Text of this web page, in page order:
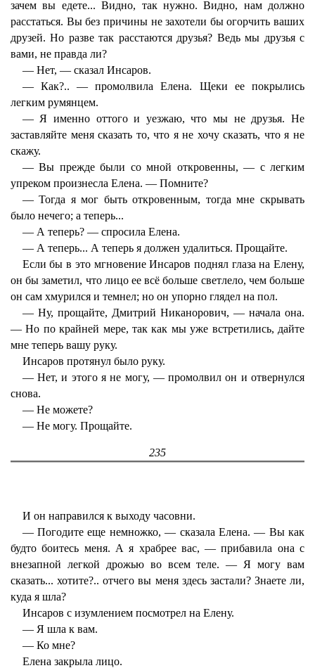
зачем вы едете... Видно, так нужно. Видно, нам должно
расстаться. Вы без причины не захотели бы огорчить ваших
друзей. Но разве так расстаются друзья? Ведь мы друзья с
вами, не правда ли?
— Нет, — сказал Инсаров.
— Как?.. — промолвила Елена. Щеки ее покрылись
легким румянцем.
— Я именно оттого и уезжаю, что мы не друзья. Не
заставляйте меня сказать то, что я не хочу сказать, что я не
скажу.
— Вы прежде были со мной откровенны, — с легким
упреком произнесла Елена. — Помните?
— Тогда я мог быть откровенным, тогда мне скрывать
было нечего; а теперь...
— А теперь? — спросила Елена.
— А теперь... А теперь я должен удалиться. Прощайте.
Если бы в это мгновение Инсаров поднял глаза на Елену,
он бы заметил, что лицо ее всё больше светлело, чем больше
он сам хмурился и темнел; но он упорно глядел на пол.
— Ну, прощайте, Дмитрий Никанорович, — начала она.
— Но по крайней мере, так как мы уже встретились, дайте
мне теперь вашу руку.
Инсаров протянул было руку.
— Нет, и этого я не могу, — промолвил он и отвернулся
снова.
— Не можете?
— Не могу. Прощайте.
235
И он направился к выходу часовни.
— Погодите еще немножко, — сказала Елена. — Вы как
будто боитесь меня. А я храбрее вас, — прибавила она с
внезапной легкой дрожью во всем теле. — Я могу вам
сказать... хотите?.. отчего вы меня здесь застали? Знаете ли,
куда я шла?
Инсаров с изумлением посмотрел на Елену.
— Я шла к вам.
— Ко мне?
Елена закрыла лицо.